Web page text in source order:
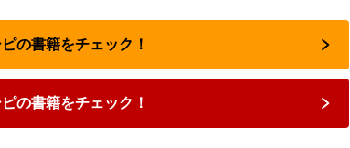
の書籍をチェック！
の書籍をチェック！